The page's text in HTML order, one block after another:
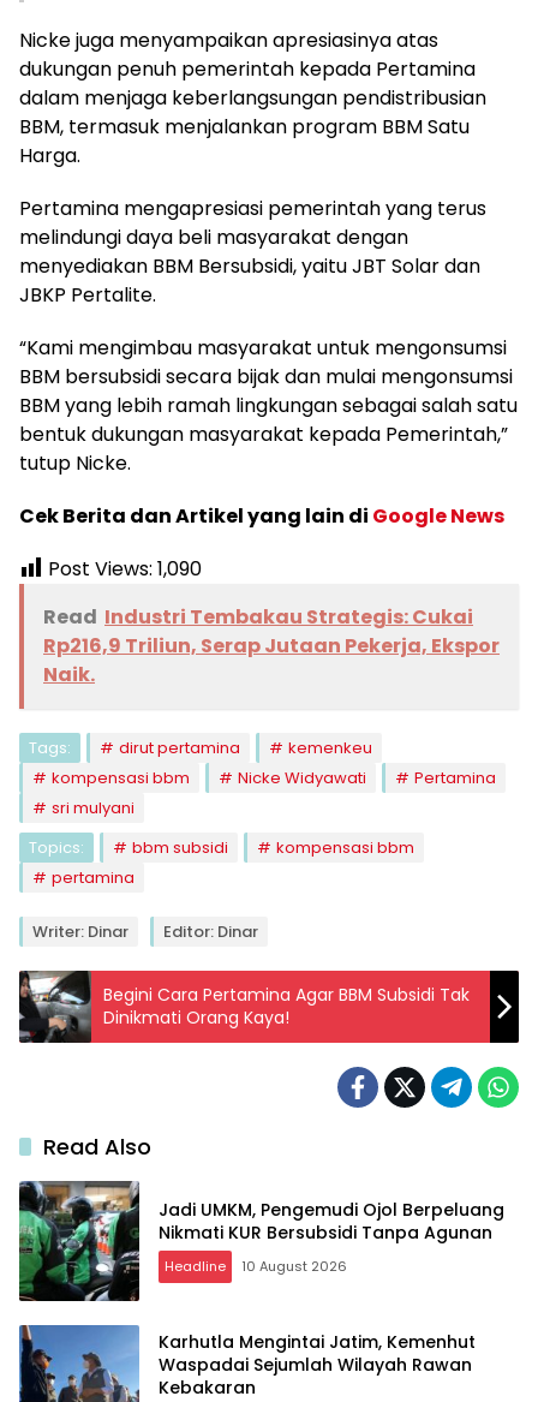
Nicke juga menyampaikan apresiasinya atas
dukungan penuh pemerintah kepada Pertamina
dalam menjaga keberlangsungan pendistribusian
BBM, termasuk menjalankan program BBM Satu
Harga.
Pertamina mengapresiasi pemerintah yang terus
melindungi daya beli masyarakat dengan
menyediakan BBM Bersubsidi, yaitu JBT Solar dan
JBKP Pertalite.
“Kami mengimbau masyarakat untuk mengonsumsi
BBM bersubsidi secara bijak dan mulai mengonsumsi
BBM yang lebih ramah lingkungan sebagai salah satu
bentuk dukungan masyarakat kepada Pemerintah,”
tutup Nicke.
Cek Berita dan Artikel yang lain di Google News
Post Views: 1,090
Read Industri Tembakau Strategis: Cukai
Rp216,9 Triliun, Serap Jutaan Pekerja, Ekspor
Naik.
Tags: dirut pertamina
kemenkeu
kompensasi bbm
Nicke Widyawati
Pertamina
sri mulyani
Topics:
bbm subsidi
kompensasi bbm
pertamina
Writer: Dinar Editor: Dinar
Begini Cara Pertamina Agar BBM Subsidi Tak
Dinikmati Orang Kaya!
Read Also
Jadi UMKM, Pengemudi Ojol Berpeluang
Nikmati KUR Bersubsidi Tanpa Agunan
Headline 10 August 2026
Karhutla Mengintai Jatim, Kemenhut
Waspadai Sejumlah Wilayah Rawan
Kebakaran